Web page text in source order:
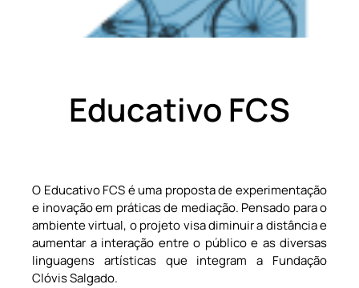
Educativo FCS
O Educativo FCS é uma proposta de experimentação
e inovação em práticas de mediação. Pensado para o
ambiente virtual, o projeto visa diminuir a distância e
aumentar a interação entre o público e as diversas
linguagens artísticas que integram a Fundação
Clóvis Salgado.